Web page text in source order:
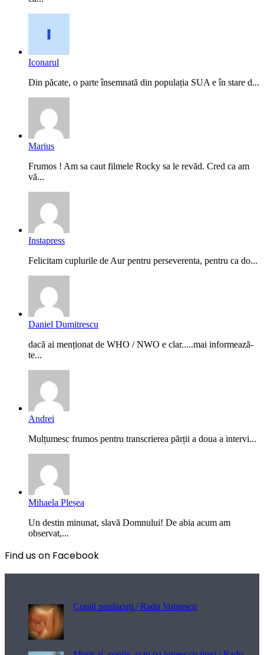
Iconarul
Din păcate, o parte însemnată din populația SUA e în stare d...
Marius
Frumos ! Am sa caut filmele Rocky sa le revăd. Cred ca am
vă...
Instapress
Felicitam cuplurile de Aur pentru perseverenta, pentru ca do...
Daniel Dumitrescu
dacă ai menționat de WHO / NWO e clar.....mai informează-
te...
Andrei
Mulțumesc frumos pentru transcrierea părții a doua a intervi...
Mihaela Pleșea
Un destin minunat, slavă Domnului! De abia acum am
observat,...
Find us on Facebook
Copiii nenăscuți / Radu Voinescu